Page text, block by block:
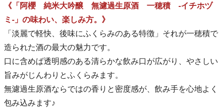
《「阿櫻 純米大吟醸 無濾過生原酒 一穂積 -イチホヅ
ミ-」の味わい、楽しみ方。》
「淡麗で軽快、後味にふくらみのある特徴」それが一穂積で
造られた酒の最大の魅力です。
口に含めば透明感のある清らかな飲み口が広がり、やさしい
旨みがじんわりとふくらみます。
無濾過生原酒ならではの香りと密度感が、飲み手を心地よく
包み込みます♪